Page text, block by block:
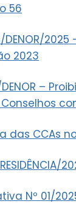
56
DENOR/
2023
DENOR –
das CCAs
Nº 01/